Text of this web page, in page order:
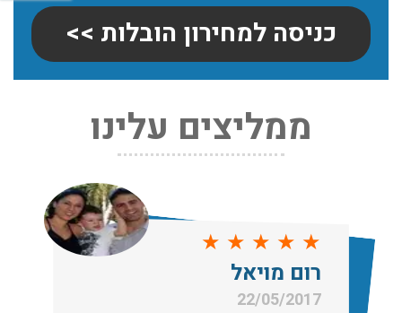
כניסה למחירון הובלות >>
ממליצים עלינו
★
★
★
★
★
רום מויאל
22/05/2017
שירותי אריזה:
לפני שמתבצעת ההובלה צריכים לדאוג לארוז את הכל כמו
שצריך! פורטל המובילים בישראל מציע לכם שירותי אריזה
ברמה הגבוהה ביותר, לקבלת הצעת מחיר כנסו עכשיו
הובלות בתל אביב:
עודכן לאחרונה: 30/03/2026, 12:23